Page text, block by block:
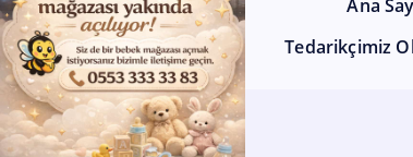
Ana
Tedarikçimiz